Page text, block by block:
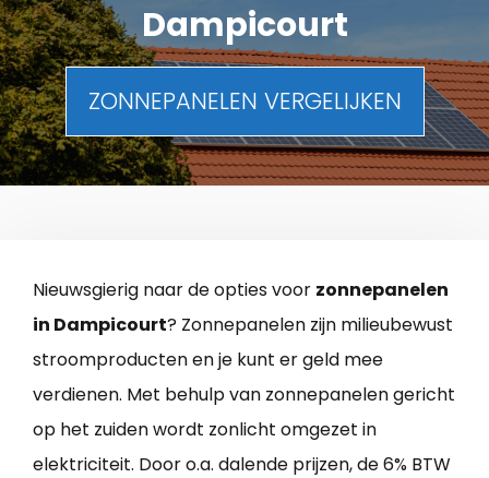
Dampicourt
ZONNEPANELEN VERGELIJKEN
Nieuwsgierig naar de opties voor zonnepanelen
in Dampicourt? Zonnepanelen zijn milieubewust
stroomproducten en je kunt er geld mee
verdienen. Met behulp van zonnepanelen gericht
op het zuiden wordt zonlicht omgezet in
elektriciteit. Door o.a. dalende prijzen, de 6% BTW